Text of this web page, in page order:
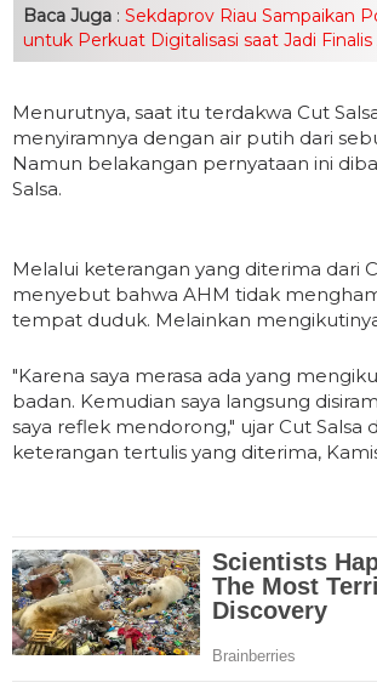
Baca Juga : Sekdaprov Riau Sampaikan
untuk Perkuat Digitalisasi saat Jadi
Menurutnya, saat itu terdakwa Cut
menyiramnya dengan air putih dari
Namun belakangan pernyataan ini
Salsa.
Melalui keterangan yang diterima dari
menyebut bahwa AHM tidak
tempat duduk. Melainkan
"Karena saya merasa ada yang
badan. Kemudian saya langsung
saya reflek mendorong," ujar Cut Salsa
keterangan tertulis yang diterima,